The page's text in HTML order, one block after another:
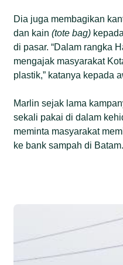
Dia juga membagikan
dan kain(tote bag)
di pasar. “Dalam rangka
mengajak masyarakat
plastik,” katanya kepada
Marlin sejak lama
sekali pakai di dalam
meminta masyarakat
ke bank sampah di Batam.